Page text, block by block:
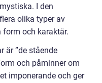
I den
olika typer av
form och karaktär.
är ”de stående
och påminner om
imponerande och ger